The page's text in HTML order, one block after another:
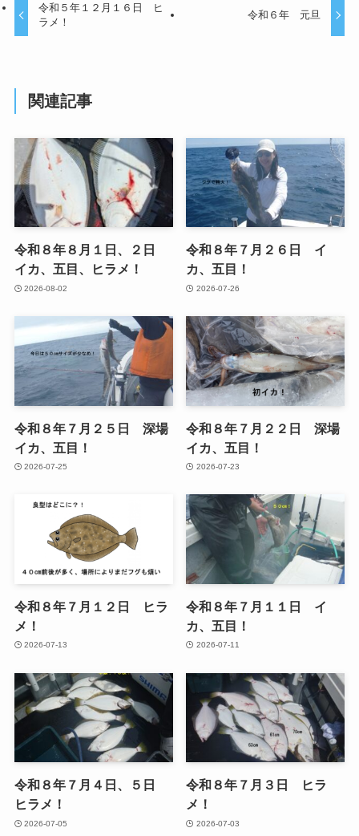
令和５年１２月１６日 ヒ
ラメ！
令和６年 元旦
関連記事
令和８年８月１日、２日
イカ、五目、ヒラメ！
2026-08-02
令和８年７月２６日 イ
カ、五目！
2026-07-26
令和８年７月２５日 深場
イカ、五目！
2026-07-25
令和８年７月２２日 深場
イカ、五目！
2026-07-23
令和８年７月１２日 ヒラ
メ！
2026-07-13
令和８年７月１１日 イ
カ、五目！
2026-07-11
令和８年７月４日、５日
ヒラメ！
2026-07-05
令和８年７月３日 ヒラ
メ！
2026-07-03